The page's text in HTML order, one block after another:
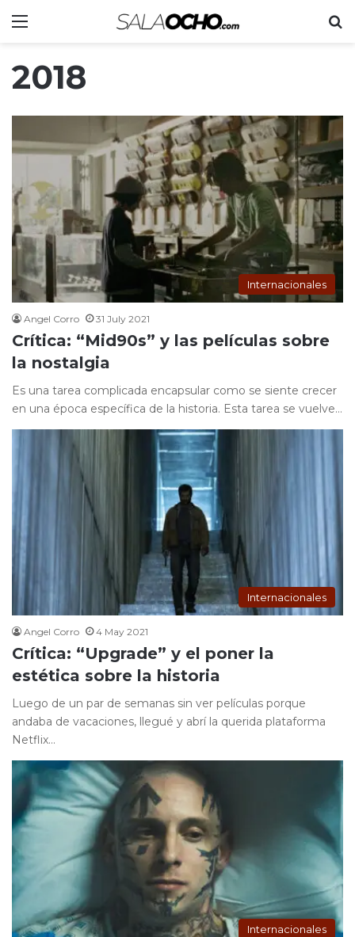
Menu
2018
Internacionales
Angel Corro 31 July 2021
Crítica: “Mid90s” y las películas sobre
la nostalgia
Es una tarea complicada encapsular como se siente crecer
en una época específica de la historia. Esta tarea se vuelve…
Internacionales
Angel Corro 4 May 2021
Crítica: “Upgrade” y el poner la
estética sobre la historia
Luego de un par de semanas sin ver películas porque
andaba de vacaciones, llegué y abrí la querida plataforma
Netflix…
Internacionales